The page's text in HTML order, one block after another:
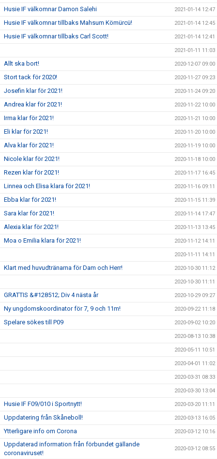
Husie IF välkomnar Damon Salehi 2021-01-14 12:47
Husie IF välkomnar tillbaks Mahsum Kömürcü! 2021-01-14 12:45
Husie IF välkomnar tillbaks Carl Scott! 2021-01-14 12:41
2021-01-11 11:03
Allt ska bort! 2020-12-07 09:00
Stort tack för 2020! 2020-11-27 09:23
Josefin klar för 2021! 2020-11-24 09:20
Andrea klar för 2021! 2020-11-22 10:00
Irma klar för 2021! 2020-11-21 10:00
Eli klar för 2021! 2020-11-20 10:00
Alva klar för 2021! 2020-11-19 10:00
Nicole klar för 2021! 2020-11-18 10:00
Rezen klar för 2021! 2020-11-17 16:45
Linnea och Elisa klara för 2021! 2020-11-16 09:11
Ebba klar för 2021! 2020-11-15 11:39
Sara klar för 2021! 2020-11-14 17:47
Alexia klar för 2021! 2020-11-13 13:45
Moa o Emilia klara för 2021! 2020-11-12 14:11
2020-11-11 14:11
Klart med huvudtränarna för Dam och Herr! 2020-10-30 11:12
2020-10-30 11:11
GRATTIS &#128512; Div 4 nästa år 2020-10-29 09:27
Ny ungdomskoordinator för 7, 9 och 11m! 2020-09-22 11:18
Spelare sökes till P09 2020-09-02 10:20
2020-08-13 10:38
2020-05-11 10:51
2020-04-01 11:02
2020-03-31 08:33
2020-03-30 13:04
Husie IF F09/010 i Sportnytt! 2020-03-20 11:11
Uppdatering från Skåneboll! 2020-03-13 16:05
Ytterligare info om Corona 2020-03-12 10:16
Uppdaterad information från förbundet gällande
coronaviruset!
2020-03-12 08:55